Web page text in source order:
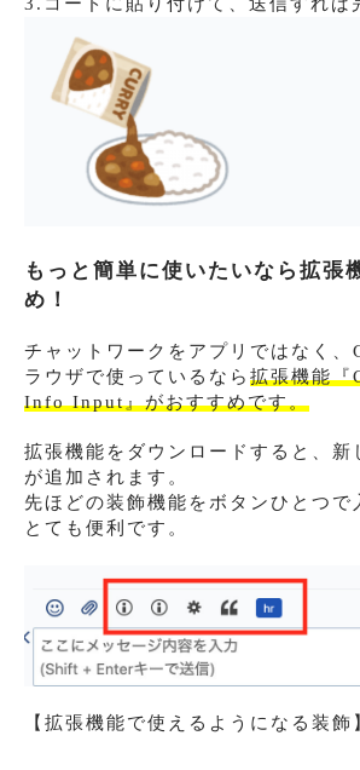
3.コードに貼り付けて、送信すれば
もっと簡単に使いたいなら拡張
め！
チャットワークをアプリではなく、
ラウザで使っているなら 拡張機能
Info Input』がおすすめです。
拡張機能をダウンロードすると、新
が追加されます。
先ほどの装飾機能をボタンひとつで
とても便利です。
【拡張機能で使えるようになる装飾